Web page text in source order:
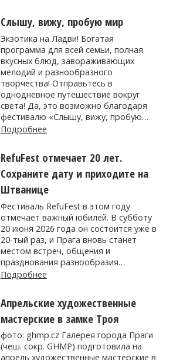
Слышу, вижу, пробую мир
Экзотика на Ладви! Богатая
программа для всей семьи, полная
вкусных блюд, завораживающих
мелодий и разнообразного
творчества! Отправьтесь в
однодневное путешествие вокруг
света! Да, это возможно благодаря
фестивалю «Слышу, вижу, пробую…
Подробнее
RefuFest отмечает 20 лет.
Сохраните дату и приходите на
Штванице
Фестиваль RefuFest в этом году
отмечает важный юбилей. В субботу
20 июня 2026 года он состоится уже в
20-тый раз, и Прага вновь станет
местом встреч, общения и
празднования разнообразия…
Подробнее
Апрельские художественные
мастерские в замке Троя
фото: ghmp.cz Галерея города Праги
(чеш. сокр. GHMP) подготовила на
апрель художественные мастерские в